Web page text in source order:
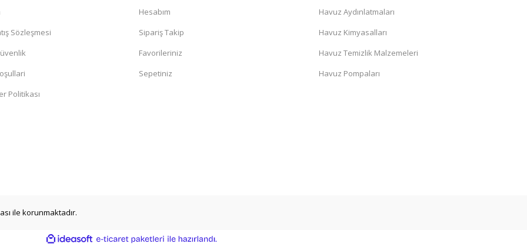
Sözleşmesi
Politikası
Hesabım
Sipariş Takip
Favorileriniz
Sepetiniz
Havuz Aydınlatmaları
Havuz Kimyasalları
Havuz Temizlik Malzemeleri
Havuz Pompaları
ile korunmaktadır.
ideasoft
e-